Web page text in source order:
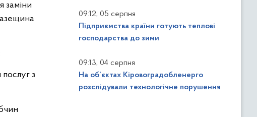
заміни
з
09:12, 05 серпня
Підприємства країни готують теплові
господарства до зими
09:13, 04 серпня
На об’єктах Кіровоградобленерго
розслідували технологічне порушення